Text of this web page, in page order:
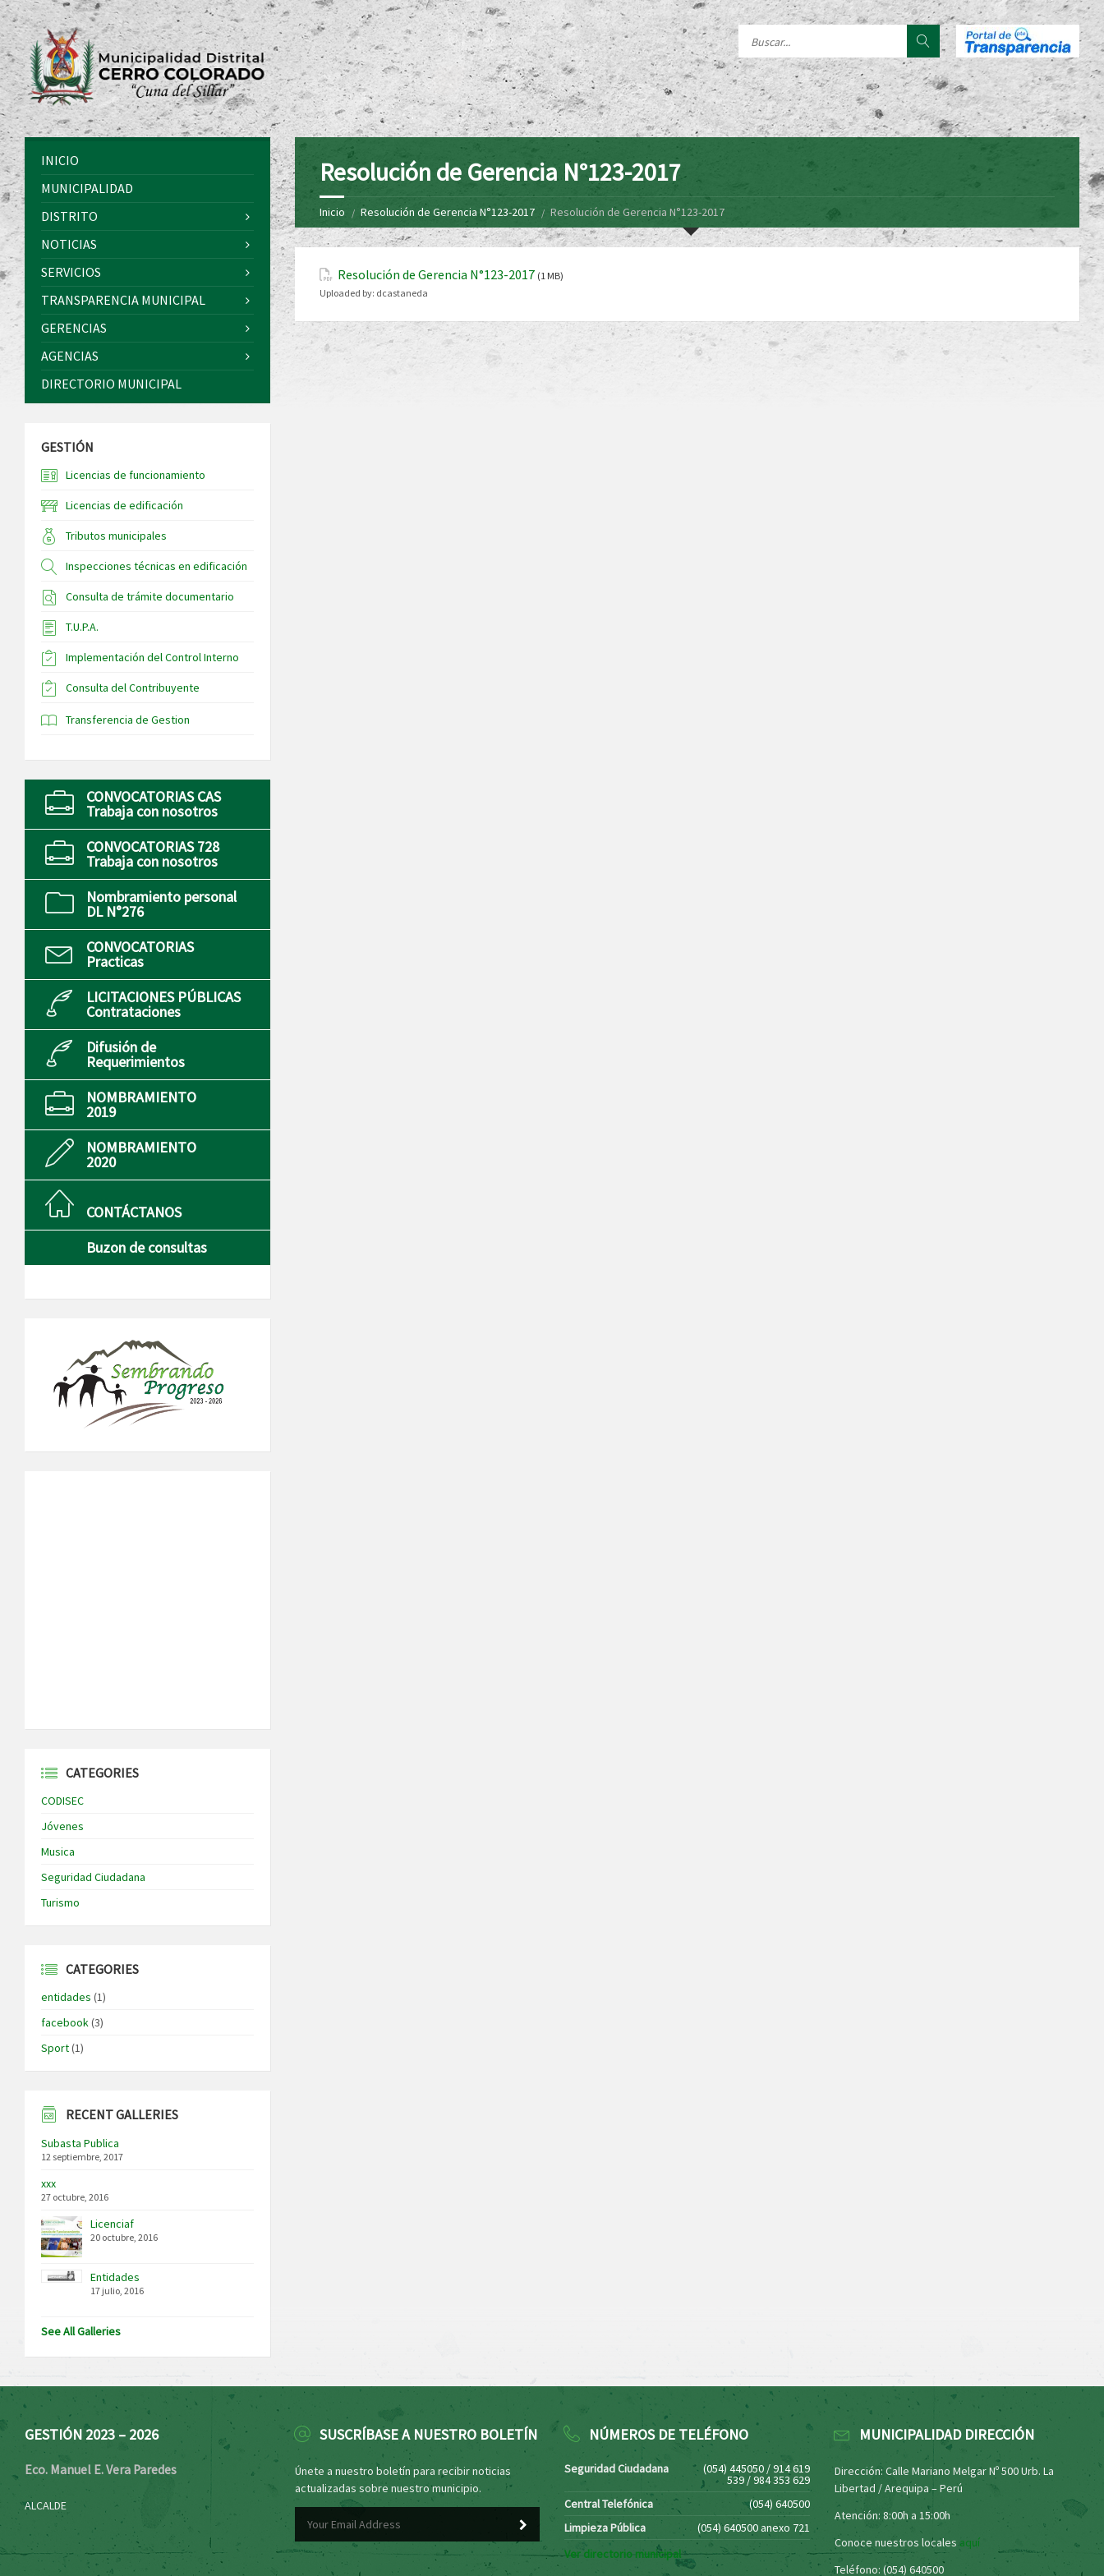
Resolución de Gerencia N°123-2017
Inicio Resolución de Gerencia N°123-2017 Resolución de Gerencia N°123-2017
Resolución de Gerencia N°123-2017 (1 MB)
Uploaded by: dcastaneda
INICIO
MUNICIPALIDAD
DISTRITO
NOTICIAS
SERVICIOS
TRANSPARENCIA MUNICIPAL
GERENCIAS
AGENCIAS
DIRECTORIO MUNICIPAL
GESTIÓN
Licencias de funcionamiento
Licencias de edificación
Tributos municipales
Inspecciones técnicas en edificación
Consulta de trámite documentario
T.U.P.A.
Implementación del Control Interno
Consulta del Contribuyente
Transferencia de Gestion
CONVOCATORIAS CAS
Trabaja con nosotros
CONVOCATORIAS 728
Trabaja con nosotros
Nombramiento personal
DL N°276
CONVOCATORIAS
Practicas
LICITACIONES PÚBLICAS
Contrataciones
Difusión de
Requerimientos
NOMBRAMIENTO
2019
NOMBRAMIENTO
2020
CONTÁCTANOS
Buzon de consultas
CATEGORIES
CODISEC
Jóvenes
Musica
Seguridad Ciudadana
Turismo
CATEGORIES
entidades (1)
facebook(3)
Sport(1)
RECENT GALLERIES
Subasta Publica
12 septiembre, 2017
xxx
27 octubre, 2016
Licenciaf
20 octubre, 2016
Entidades
17 julio, 2016
See All Galleries
GESTIÓN 2023 – 2026
Eco. Manuel E. Vera Paredes
ALCALDE
SUSCRÍBASE A NUESTRO BOLETÍN
Únete a nuestro boletín para recibir noticias
actualizadas sobre nuestro municipio.
NÚMEROS DE TELÉFONO
Seguridad Ciudadana (054) 445050 / 914 619
539 / 984 353 629
Central Telefónica
(054) 640500
Limpieza Pública
(054) 640500 anexo 721
Ver directorio municipal
MUNICIPALIDAD DIRECCIÓN
Dirección: Calle Mariano Melgar Nº 500 Urb. La
Libertad / Arequipa – Perú
Atención: 8:00h a 15:00h
Conoce nuestros locales aquí
Teléfono: (054) 640500